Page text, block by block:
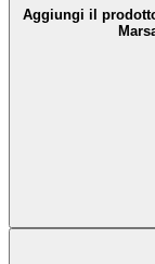
Aggiungi il